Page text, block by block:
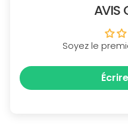
AVIS
Soyez le